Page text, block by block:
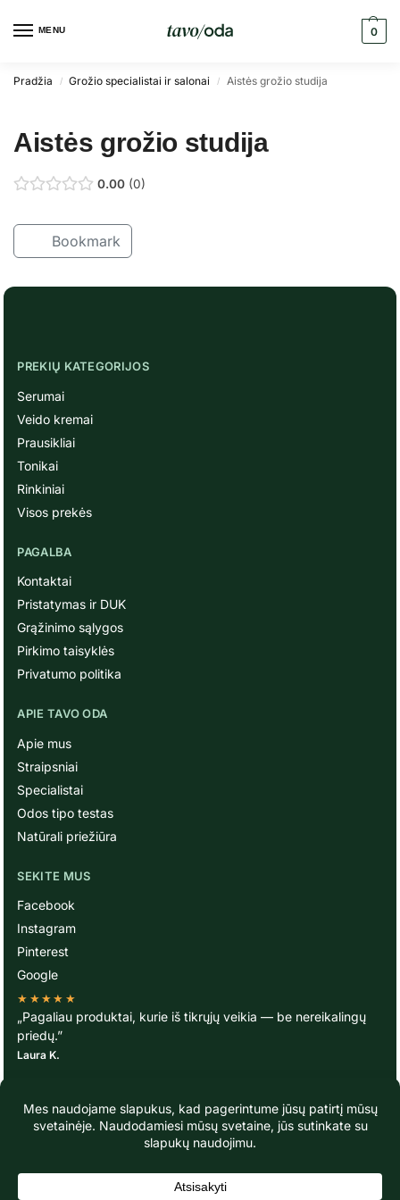
MENU 0
Pradžia / Grožio specialistai ir salonai / Aistės grožio studija
Aistės grožio studija
0.00 0
Bookmark
PREKIŲ KATEGORIJOS
Serumai
Veido kremai
Prausikliai
Tonikai
Rinkiniai
Visos prekės
PAGALBA
Kontaktai
Pristatymas ir DUK
Grąžinimo sąlygos
Pirkimo taisyklės
Privatumo politika
APIE TAVO ODA
Apie mus
Straipsniai
Specialistai
Odos tipo testas
Natūrali priežiūra
SEKITE MUS
Facebook
Instagram
Pinterest
Google
★★★★★
„Pagaliau produktai, kurie iš tikrųjų veikia — be nereikalingų
priedų.”
Laura K.
© TavoOda.lt 2020-2026